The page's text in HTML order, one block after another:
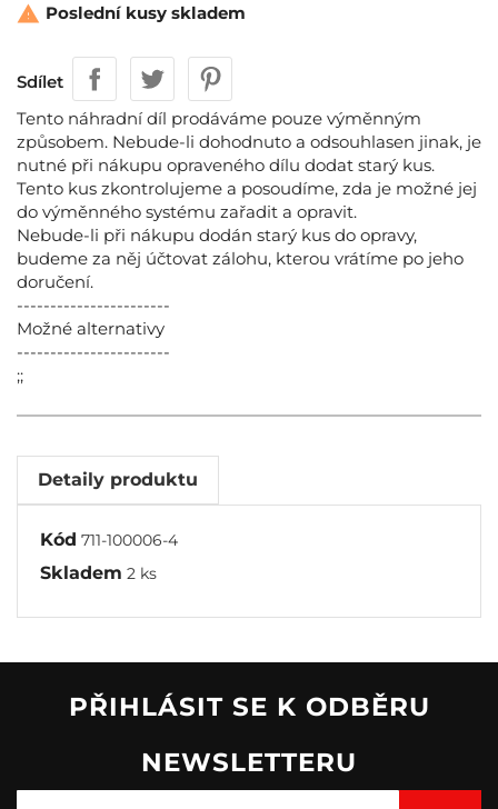
 Poslední kusy skladem
Sdílet
Tento náhradní díl prodáváme pouze výměnným
způsobem. Nebude-li dohodnuto a odsouhlasen jinak, je
nutné při nákupu opraveného dílu dodat starý kus.
Tento kus zkontrolujeme a posoudíme, zda je možné jej
do výměnného systému zařadit a opravit.
Nebude-li při nákupu dodán starý kus do opravy,
budeme za něj účtovat zálohu, kterou vrátíme po jeho
doručení.
-----------------------
Možné alternativy
-----------------------
;;
Detaily produktu
Kód 711-100006-4
Skladem 2 ks
PŘIHLÁSIT SE K ODBĚRU
NEWSLETTERU